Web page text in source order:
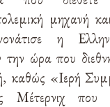
μηχανή
η
ώρα που
καθώς «Ιερή
Μέτερνιχ που